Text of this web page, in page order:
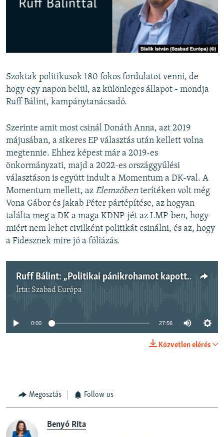
EURÓPAI UNIÓ
KÖVESSEN MINKET!
Valamennyi RFE/RL weboldal
Szoktak politikusok 180 fokos fordulatot venni, de
hogy egy napon belül, az különleges állapot - mondja
Ruff Bálint, kampánytanácsadó.
Szerinte amit most csinál Donáth Anna, azt 2019
májusában, a sikeres EP választás után kellett volna
megtennie. Ehhez képest már a 2019-es
önkormányzati, majd a 2022-es országgyűlési
választáson is együtt indult a Momentum a DK-val. A
Momentum mellett, az Elemzőbenterítéken volt még
Vona Gábor és Jakab Péter pártépítése, az hogyan
találta meg a DK a maga KDNP-jét az LMP-ben, hogy
miért nem lehet civilként politikát csinálni, és az, hogy
a Fidesznek mire jó a fóliázás.
Ruff Bálint: „Politikai pánikrohamot kapott Donáth Anna”
Írta: Szabad Európa
Jelenleg nincs elérhető tartalom
0:00 27:56
Közvetlen elérés
Megosztás Follow us
Benyó Rita